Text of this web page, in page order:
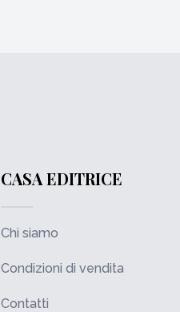
CASA EDITRICE
Chi siamo
Condizioni di vendita
Contatti